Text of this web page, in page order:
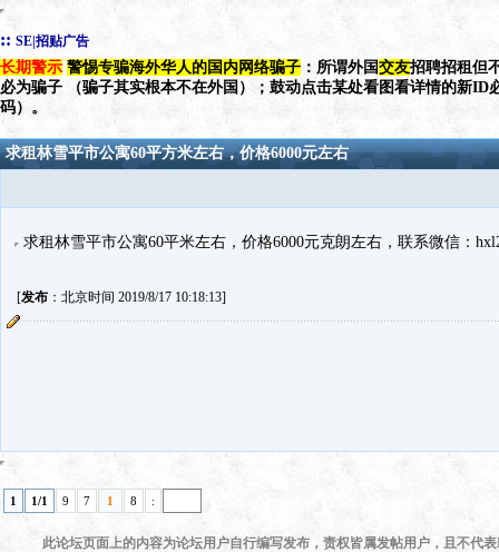
:: SE|招贴广告
长期警示 警惕专骗海外华人的国内网络骗子 ：所谓外国交友招聘招租但
必为骗子 （骗子其实根本不在外国）；鼓动点击某处看图看详情的新ID
码）。
求租林雪平市公寓60平方米左右，价格6000元左右
求租林雪平市公寓60平米左右，价格6000元克朗左右，联系微信：
[发布：北京时间 2019/8/17 10:18:13]
1 1/1 9 7 1 8 :
此论坛页面上的内容为论坛用户自行编写发布，责权皆属发帖用户，且不代